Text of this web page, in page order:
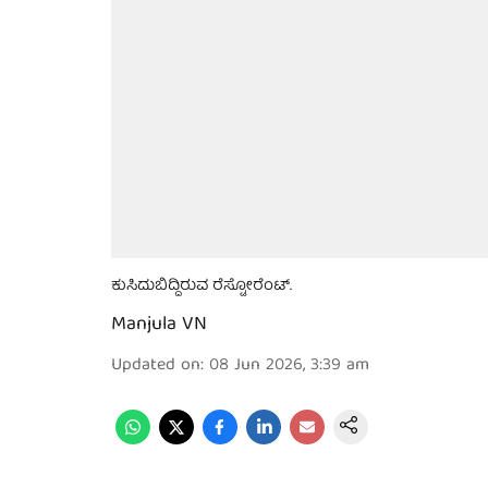
ಕುಸಿದುಬಿದ್ದಿರುವ ರೆಸ್ಟೋರೆಂಟ್.
Manjula VN
Updated on: 08 Jun 2026, 3:39 am